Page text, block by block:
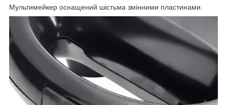
Мультимейкер оснащений шістьма змінними пластинами.